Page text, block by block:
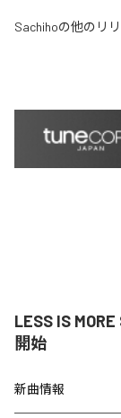
Sachihoの他のリリ
LESS IS
開始
新曲情報